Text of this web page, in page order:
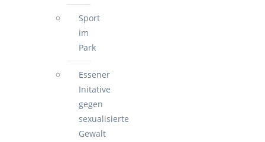
Sport
im
Park
Essener
Initative
gegen
sexualisierte
Gewalt